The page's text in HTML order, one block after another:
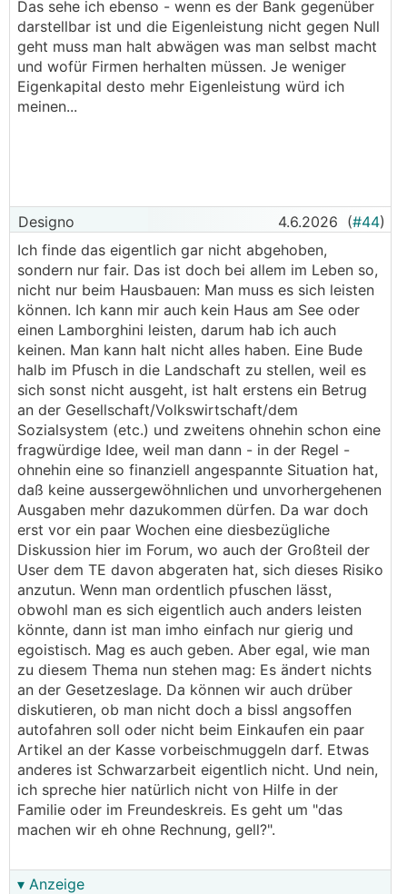
Das sehe ich ebenso - wenn es der Bank gegenüber
darstellbar ist und die Eigenleistung nicht gegen Null
geht muss man halt abwägen was man selbst macht
und wofür Firmen herhalten müssen. Je weniger
Eigenkapital desto mehr Eigenleistung würd ich
meinen...
Designo 4.6.2026 (#44)
Ich finde das eigentlich gar nicht abgehoben,
sondern nur fair. Das ist doch bei allem im Leben so,
nicht nur beim Hausbauen: Man muss es sich leisten
können. Ich kann mir auch kein Haus am See oder
einen Lamborghini leisten, darum hab ich auch
keinen. Man kann halt nicht alles haben. Eine Bude
halb im Pfusch in die Landschaft zu stellen, weil es
sich sonst nicht ausgeht, ist halt erstens ein Betrug
an der Gesellschaft/Volkswirtschaft/dem
Sozialsystem (etc.) und zweitens ohnehin schon eine
fragwürdige Idee, weil man dann - in der Regel -
ohnehin eine so finanziell angespannte Situation hat,
daß keine aussergewöhnlichen und unvorhergehenen
Ausgaben mehr dazukommen dürfen. Da war doch
erst vor ein paar Wochen eine diesbezügliche
Diskussion hier im Forum, wo auch der Großteil der
User dem TE davon abgeraten hat, sich dieses Risiko
anzutun. Wenn man ordentlich pfuschen lässt,
obwohl man es sich eigentlich auch anders leisten
könnte, dann ist man imho einfach nur gierig und
egoistisch. Mag es auch geben. Aber egal, wie man
zu diesem Thema nun stehen mag: Es ändert nichts
an der Gesetzeslage. Da können wir auch drüber
diskutieren, ob man nicht doch a bissl angsoffen
autofahren soll oder nicht beim Einkaufen ein paar
Artikel an der Kasse vorbeischmuggeln darf. Etwas
anderes ist Schwarzarbeit eigentlich nicht. Und nein,
ich spreche hier natürlich nicht von Hilfe in der
Familie oder im Freundeskreis. Es geht um "das
machen wir eh ohne Rechnung, gell?".
▾ Anzeige